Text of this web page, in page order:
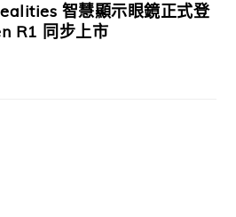
智慧顯示眼鏡正式登
R1 同步上市